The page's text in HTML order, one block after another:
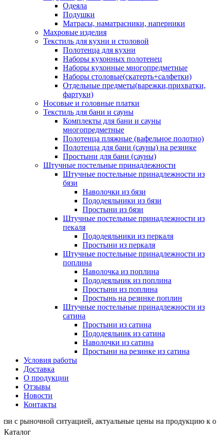
Одеяла
Подушки
Матрасы, наматрасники, наперники
Махровые изделия
Текстиль для кухни и столовой
Полотенца для кухни
Наборы кухонных полотенец
Наборы кухонные многопредметные
Наборы столовые(скатерть+салфетки)
Отдельные предметы(варежки,прихватки,
фартуки)
Носовые и головные платки
Текстиль для бани и сауны
Комплекты для бани и сауны
многопредметные
Полотенца пляжные (вафельное полотно)
Полотенца для бани (сауны) на резинке
Простыни для бани (сауны)
Штучные постельные принадлежности
Штучные постельные принадлежности из
бязи
Наволочки из бязи
Пододеяльники из бязи
Простыни из бязи
Штучные постельные принадлежности из
пекаля
Пододеяльники из перкаля
Простыни из перкаля
Штучные постельные принадлежности из
поплина
Наволочка из поплина
Пододеяльник из поплина
Простыни из поплина
Простынь на резинке поплин
Штучные постельные принадлежности из
сатина
Простыни из сатина
Пододеяльник из сатина
Наволочки из сатина
Простыни на резинке из сатина
Условия работы
Доставка
О продукции
Отзывы
Новости
Контакты
ситуацией, актуальные цены на продукцию к
Каталог